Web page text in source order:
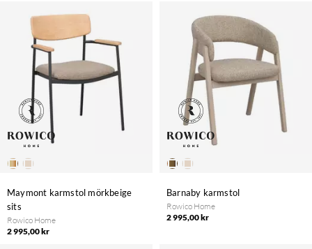
Maymont karmstol mörkbeige
sits
Rowico Home
2 995,00 kr
Barnaby karmstol
Rowico Home
2 995,00 kr